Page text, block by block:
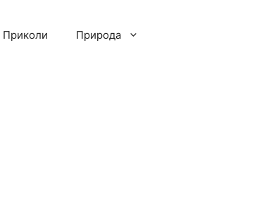
Приколи Природа